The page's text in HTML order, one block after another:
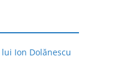
lui Ion Dolănescu